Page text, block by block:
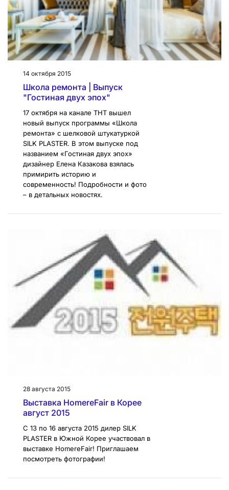
14 октября 2015
Школа ремонта | Выпуск
"Гостиная двух эпох"
17 октября на канале ТНТ вышел
новый выпуск программы «Школа
ремонта» с шелковой штукатуркой
SILK PLASTER. В этом выпуске под
названием «Гостиная двух эпох»
дизайнер Елена Казакова взялась
примирить историю и
современность! Подробности и фото
– в детальных новостях.
28 августа 2015
Выставка HomereFair в Корее
август 2015
С 13 по 16 августа 2015 дилер SILK
PLASTER в Южной Корее участвовал в
выставке HomereFair! Приглашаем
посмотреть фотографии!